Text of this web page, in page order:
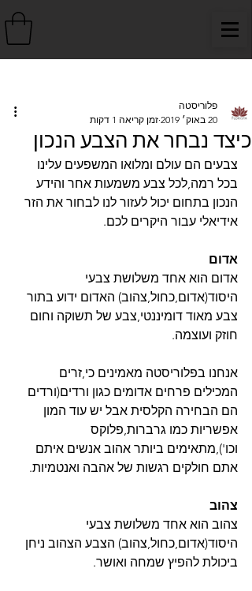
כיצד נבחר את הצבע הנכון
פלוריסטה
20 באוק׳ 2019
זמן קריאה 1 דקות
צבעים הם עולם ומלואו המשפעים עלינו
בכל רמה,לכל צבע משמעות אחר והידע
הנכון בתחום יכול לעזור לנו לבחור את הזר
אידיאלי עבור היקרים לכם.
אדום
אדום הוא אחד משלושת צבעי
היסוד(אדום,כחול,צהוב) האדום ידוע בתור
צבע מאוד דומיננטי,צבע של תשוקה וחום
חוזק ועוצמה.
אנחנו בפלוריסטה מאמינים כי,זרים
המכילים פרחים אדומים כגון ורדים(ורדים
הם הבחירה הקלסית אבל יש עוד המון
אפשריות כמו גרברות,פלוקס
וכו'),מתאימים ביותר אהוב אנשים איתם
אתם חולקים רגשות של אהבה ואנטמיות.
צהוב
צהוב הוא אחד משלושת צבעי
היסוד(אדום,כחול,צהוב) הצבע הצהוב ניחן
ביכולת להפיץ שמחה ואושר.